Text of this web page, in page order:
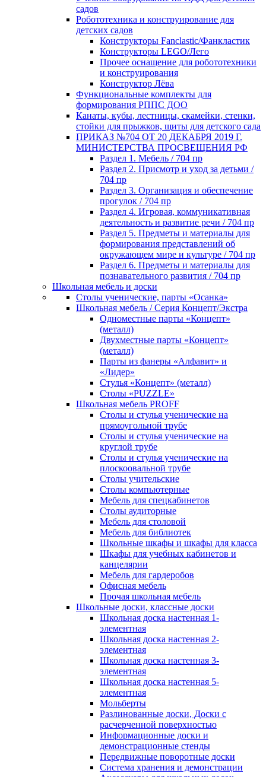
садов
Робототехника и конструирование для
детских садов
Конструкторы Fanclastic/Фанкластик
Конструкторы LEGO/Лего
Прочее оснащение для робототехники
и конструирования
Конструктор Лёва
Функциональные комплекты для
формирования РППС ДОО
Канаты, кубы, лестницы, скамейки, стенки,
стойки для прыжков, щиты для детского сада
ПРИКАЗ №704 ОТ 20 ДЕКАБРЯ 2019 Г.
МИНИСТЕРСТВА ПРОСВЕЩЕНИЯ РФ
Раздел 1. Мебель / 704 пр
Раздел 2. Присмотр и уход за детьми /
704 пр
Раздел 3. Организация и обеспечение
прогулок / 704 пр
Раздел 4. Игровая, коммуникативная
деятельность и развитие речи / 704 пр
Раздел 5. Предметы и материалы для
формирования представлений об
окружающем мире и культуре / 704 пр
Раздел 6. Предметы и материалы для
познавательного развития / 704 пр
Школьная мебель и доски
Столы ученические, парты «Осанка»
Школьная мебель / Серия Концепт/Экстра
Одноместные парты «Концепт»
(металл)
Двухместные парты «Концепт»
(металл)
Парты из фанеры «Алфавит» и
«Лидер»
Стулья «Концепт» (металл)
Столы «PUZZLE»
Школьная мебель PROFF
Столы и стулья ученические на
прямоугольной трубе
Столы и стулья ученические на
круглой трубе
Столы и стулья ученические на
плоскоовальной трубе
Столы учительские
Столы компьютерные
Мебель для спецкабинетов
Столы аудиторные
Мебель для столовой
Мебель для библиотек
Школьные шкафы и шкафы для класса
Шкафы для учебных кабинетов и
канцелярии
Мебель для гардеробов
Офисная мебель
Прочая школьная мебель
Школьные доски, классные доски
Школьная доска настенная 1-
элементная
Школьная доска настенная 2-
элементная
Школьная доска настенная 3-
элементная
Школьная доска настенная 5-
элементная
Мольберты
Разлинованные доски, Доски с
расчерченной поверхностью
Информационные доски и
демонстрационные стенды
Передвижные поворотные доски
Система хранения и демонстрации